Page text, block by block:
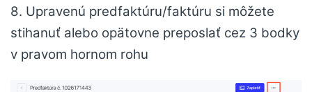
8. Upravenú predfaktúru/faktúru si môžete
stihanuť alebo opätovne preposlať cez 3 bodky
v pravom hornom rohu